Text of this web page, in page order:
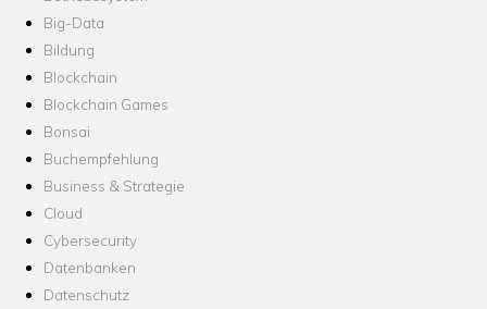
Big-Data
Bildung
Blockchain
Blockchain Games
Bonsai
Buchempfehlung
Business & Strategie
Cloud
Cybersecurity
Datenbanken
Datenschutz